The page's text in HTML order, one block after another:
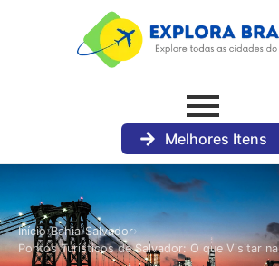
Melhores Itens
Início›Bahia›Salvador›
Pontos Turísticos de Salvador: O que Visitar